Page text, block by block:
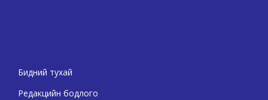
Бидний тухай
Редакцийн бодлого